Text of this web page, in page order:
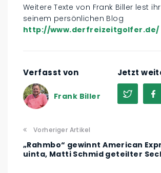
Weitere Texte von Frank Biller lest
seinem persönlichen Blog
http://www.derfreizeitgolfer.de/
Verfasst von
Frank Biller
Jetzt
Vorheriger Artikel
„Rahmbo“ gewinnt American
uinta, Matti Schmid geteilter